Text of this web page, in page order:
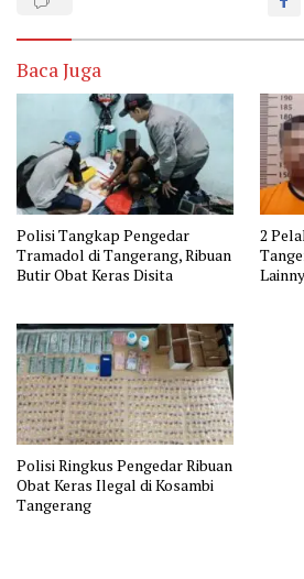
Baca Juga
Polisi Tangkap Pengedar
Tramadol di Tangerang, Ribuan
Butir Obat Keras Disita
2
Polisi Ringkus Pengedar Ribuan
Obat Keras Ilegal di Kosambi
Tangerang